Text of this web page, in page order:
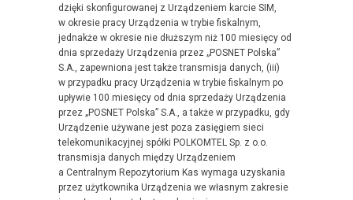
dzięki skonfigurowanej z Urządzeniem karcie SIM,
w okresie pracy Urządzenia w trybie fiskalnym,
jednakże w okresie nie dłuższym niż 100 miesięcy od
dnia sprzedaży Urządzenia przez „POSNET Polska”
S.A., zapewniona jest także transmisja danych, (iii)
w przypadku pracy Urządzenia w trybie fiskalnym po
upływie 100 miesięcy od dnia sprzedaży Urządzenia
przez „POSNET Polska” S.A., a także w przypadku, gdy
Urządzenie używane jest poza zasięgiem sieci
telekomunikacyjnej spółki POLKOMTEL Sp. z o.o.
transmisja danych między Urządzeniem
a Centralnym Repozytorium Kas wymaga uzyskania
przez użytkownika Urządzenia we własnym zakresie